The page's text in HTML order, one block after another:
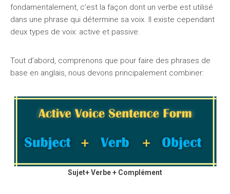
fondamentalement, c’est la façon dont un verbe est utilisé
dans une phrase qui détermine sa voix. Il existe cependant
deux types de voix: active et passive.
Tout d’abord, comprenons que pour faire des phrases de
base en anglais, nous devons principalement combiner:
Sujet+ Verbe + Complément